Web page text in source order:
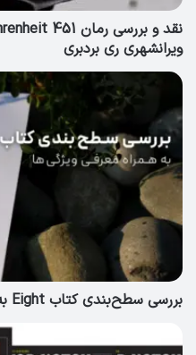
ویرانشهری ری بردبری
بررسی سطح‌بندی کتاب Eight به همراه معرفی ویژگی‌ها